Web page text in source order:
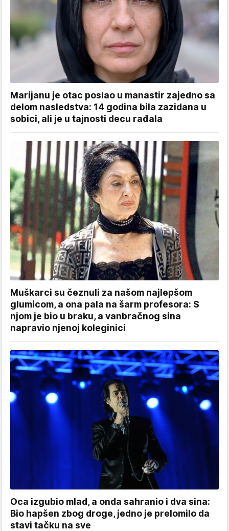
Marijanu je otac poslao u manastir zajedno sa
delom nasledstva: 14 godina bila zazidana u
sobici, ali je u tajnosti decu rađala
Muškarci su čeznuli za našom najlepšom
glumicom, a ona pala na šarm profesora: S
njom je bio u braku, a vanbračnog sina
napravio njenoj koleginici
Oca izgubio mlad, a onda sahranio i dva sina:
Bio hapšen zbog droge, jedno je prelomilo da
stavi tačku na sve